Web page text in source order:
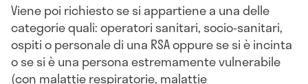
Viene poi richiesto se si appartiene a una delle
categorie quali: operatori sanitari, socio-sanitari,
ospiti o personale di una RSA oppure se si è incinta
o se si è una persona estremamente vulnerabile
(con malattie respiratorie, malattie